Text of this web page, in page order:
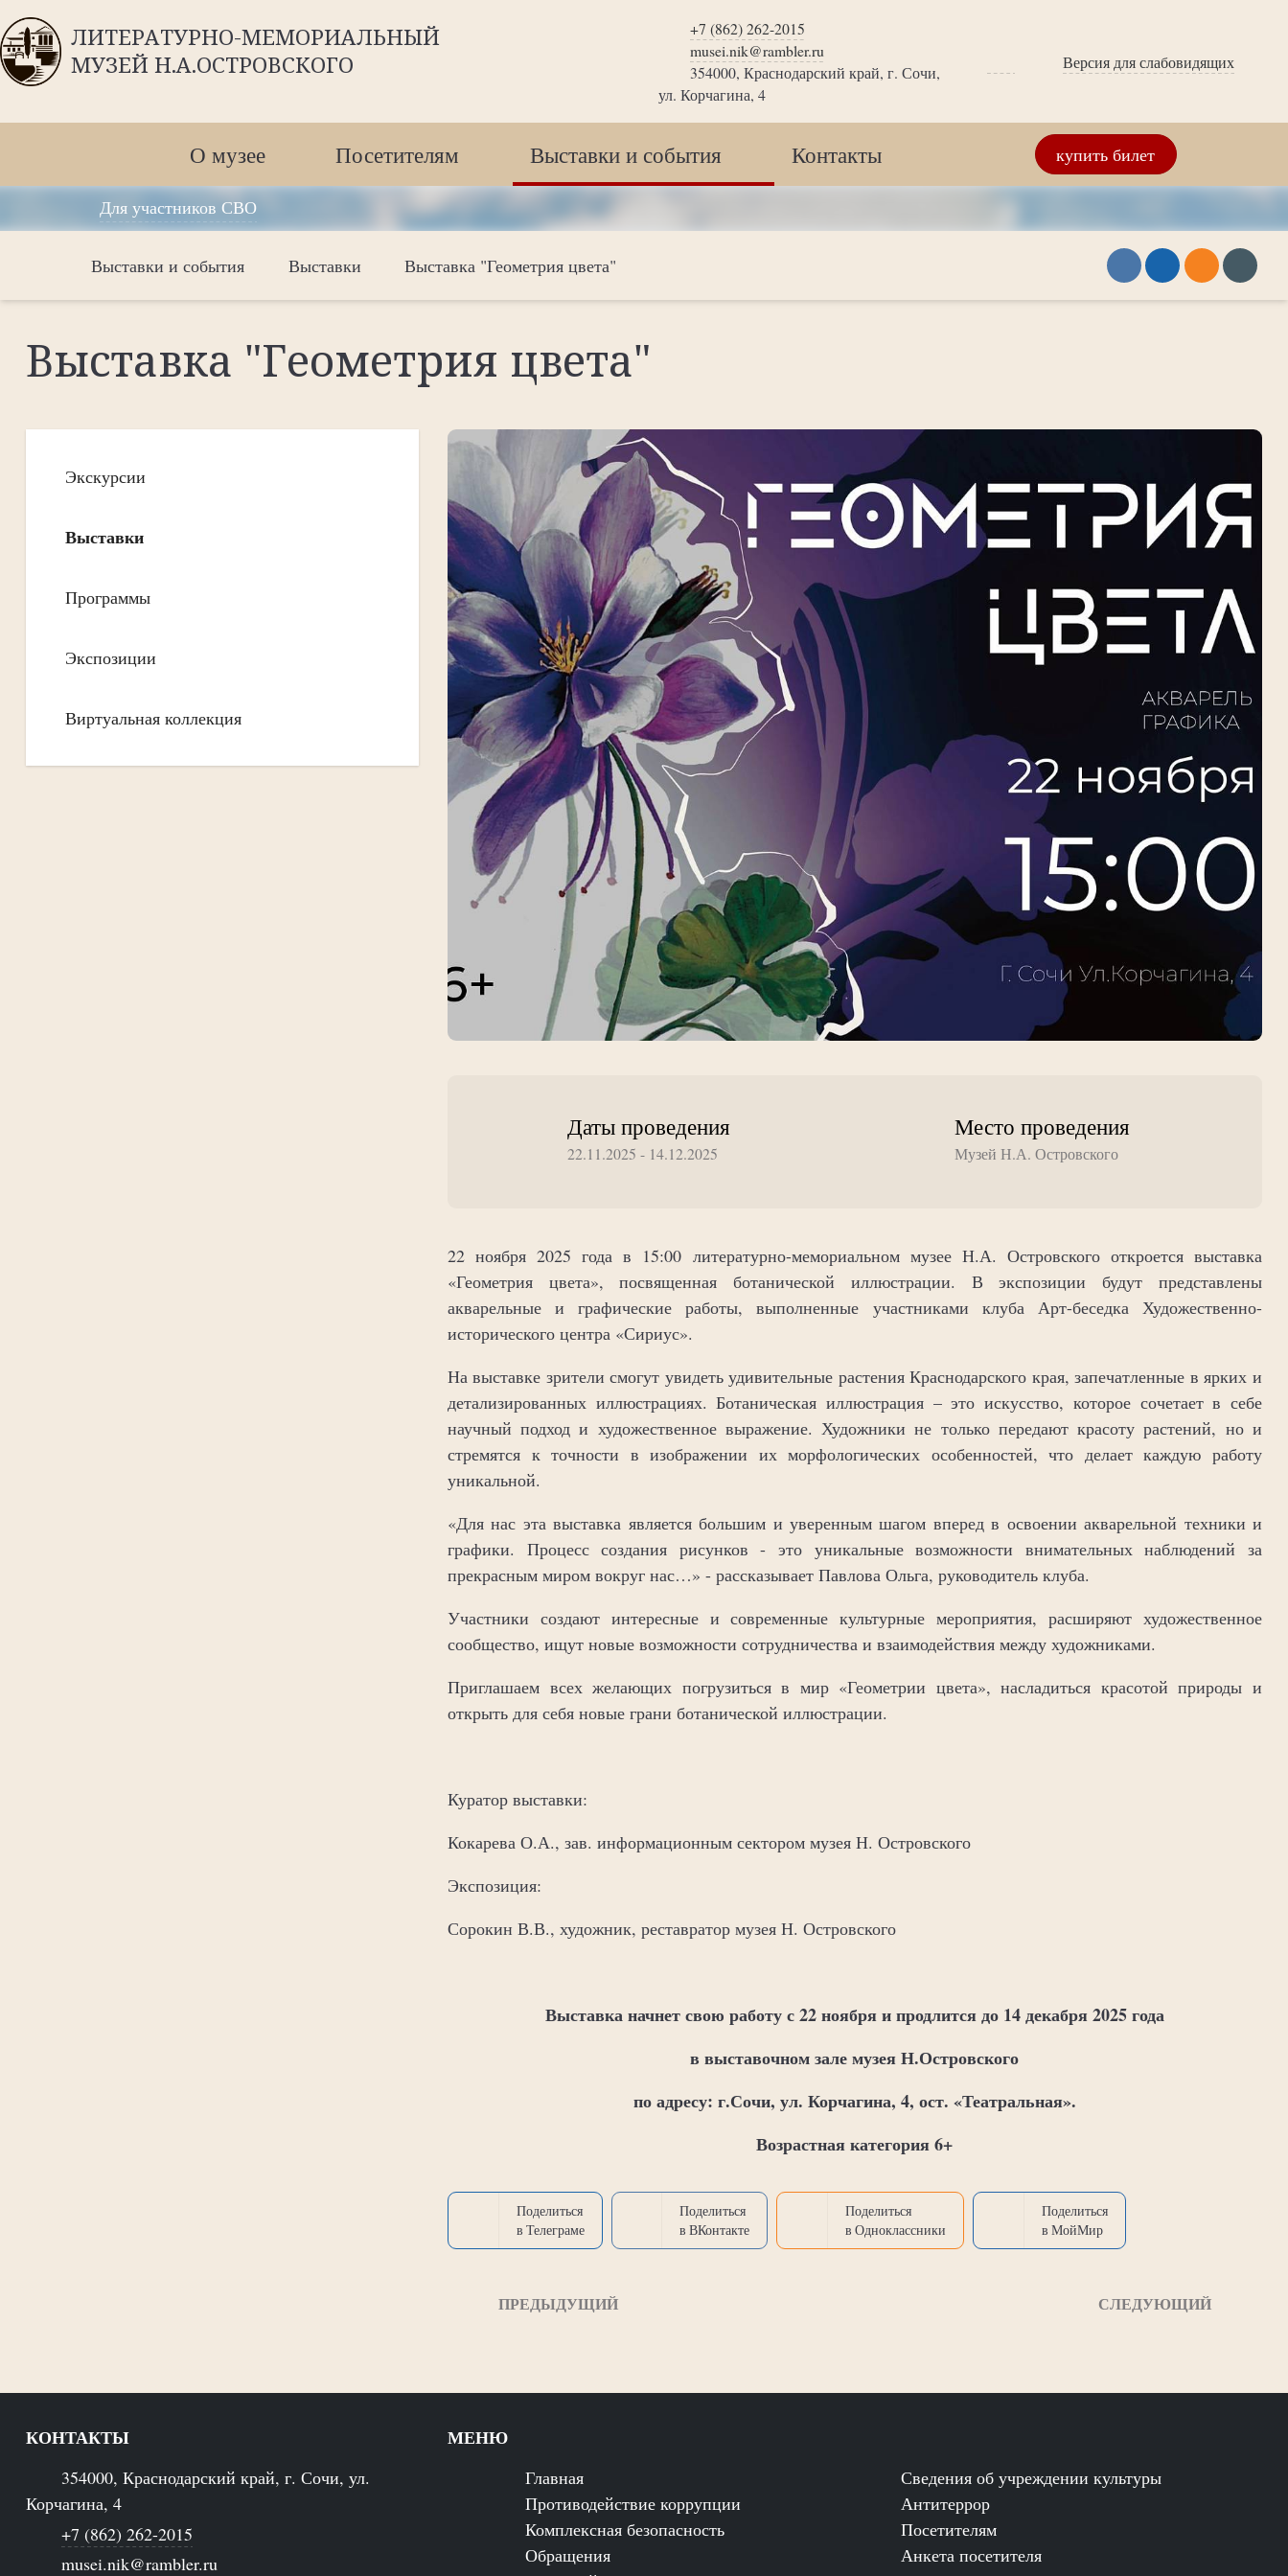
ЛИТЕРАТУРНО-МЕМОРИАЛЬНЫЙ
МУЗЕЙ Н.А.ОСТРОВСКОГО
+7 (862) 262-2015
musei.nik@rambler.ru
354000, Краснодарский край, г. Сочи,
ул. Корчагина, 4
Версия для слабовидящих
О музее Посетителям Выставки и события Контакты купить билет
Для участников СВО
Выставки и события Выставки Выставка "Геометрия цвета"
Выставка "Геометрия цвета"
Экскурсии
Выставки
Программы
Экспозиции
Виртуальная коллекция
Даты проведения
22.11.2025 - 14.12.2025
Место проведения
Музей Н.А. Островского
22 ноября 2025 года в 15:00 литературно-мемориальном музее Н.А. Островского откроется выставка
«Геометрия цвета», посвященная ботанической иллюстрации. В экспозиции будут представлены
акварельные и графические работы, выполненные участниками клуба Арт-беседка Художественно-
исторического центра «Сириус».
На выставке зрители смогут увидеть удивительные растения Краснодарского края, запечатленные в ярких и
детализированных иллюстрациях. Ботаническая иллюстрация – это искусство, которое сочетает в себе
научный подход и художественное выражение. Художники не только передают красоту растений, но и
стремятся к точности в изображении их морфологических особенностей, что делает каждую работу
уникальной.
«Для нас эта выставка является большим и уверенным шагом вперед в освоении акварельной техники и
графики. Процесс создания рисунков - это уникальные возможности внимательных наблюдений за
прекрасным миром вокруг нас…» - рассказывает Павлова Ольга, руководитель клуба.
Участники создают интересные и современные культурные мероприятия, расширяют художественное
сообщество, ищут новые возможности сотрудничества и взаимодействия между художниками.
Приглашаем всех желающих погрузиться в мир «Геометрии цвета», насладиться красотой природы и
открыть для себя новые грани ботанической иллюстрации.
Куратор выставки:
Кокарева О.А., зав. информационным сектором музея Н. Островского
Экспозиция:
Сорокин В.В., художник, реставратор музея Н. Островского
Выставка начнет свою работу с 22 ноября и продлится до 14 декабря 2025 года
в выставочном зале музея Н.Островского
по адресу: г.Сочи, ул. Корчагина, 4, ост. «Театральная».
Возрастная категория 6+
Поделиться
в Телеграме
Поделиться
в ВКонтакте
Поделиться
в Одноклассники
Поделиться
в МойМир
ПРЕДЫДУЩИЙ СЛЕДУЮЩИЙ
КОНТАКТЫ
354000, Краснодарский край, г. Сочи, ул.
Корчагина, 4
+7 (862) 262-2015
musei.nik@rambler.ru
МЕНЮ
Главная
Сведения об учреждении культуры
Противодействие коррупции
Антитеррор
Комплексная безопасность
Посетителям
Обращения
Анкета посетителя